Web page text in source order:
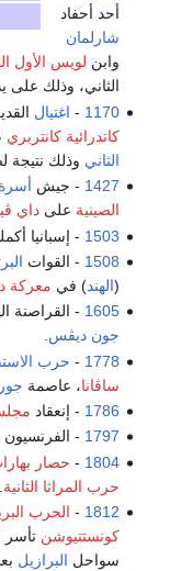
أحد أحفاد
شارلمان
وابن لويس الأول
الثاني، وذلك على يد
1170
- اغتيال
كاتدرائية كانتربري
الثاني وذلك نتيجة
1427 - جيش
الصينية علىداي
1503 - إسبانيا
1508 - القوات
(الهند) في معركة
1605 - القراصنة
جون ديڤس.
1778
- حرب
ساڤانا، عاصمة
1786 - إنعقاد
1797
-
1804
- حصار
حرب المراثا الثانية
1812
- الحرب
كونستتيوشن تأسر
سواحل البرازيل